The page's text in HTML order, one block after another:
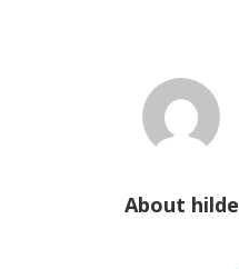
About hilde